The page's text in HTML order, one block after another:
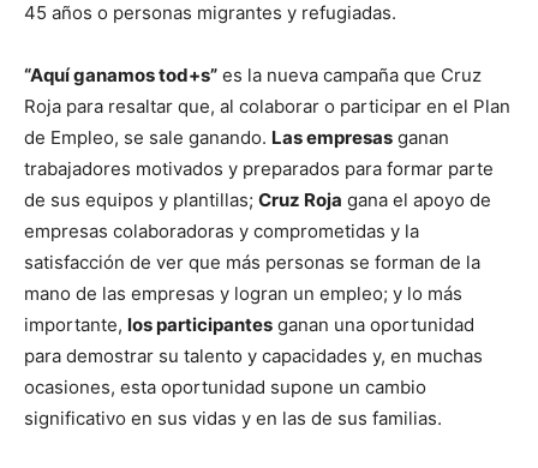
45 años o personas migrantes y refugiadas.
“Aquí ganamos tod+s” es la nueva campaña que Cruz
Roja para resaltar que, al colaborar o participar en el Plan
de Empleo, se sale ganando. Las empresas ganan
trabajadores motivados y preparados para formar parte
de sus equipos y plantillas; Cruz Roja gana el apoyo de
empresas colaboradoras y comprometidas y la
satisfacción de ver que más personas se forman de la
mano de las empresas y logran un empleo; y lo más
importante, los participantes ganan una oportunidad
para demostrar su talento y capacidades y, en muchas
ocasiones, esta oportunidad supone un cambio
significativo en sus vidas y en las de sus familias.